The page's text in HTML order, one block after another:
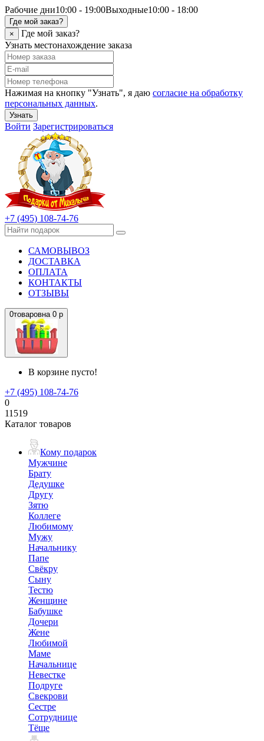
Рабочие дни10:00 - 19:00Выходные10:00 - 18:00
Где мой заказ?
×
Где мой заказ?
Узнать местонахождение заказа
Нажимая на кнопку "Узнать", я даю согласие на обработку
персональных данных.
Узнать
Войти Зарегистрироваться
+7 (495) 108-74-76
САМОВЫВОЗ
ДОСТАВКА
ОПЛАТА
КОНТАКТЫ
ОТЗЫВЫ
0товаровна 0 р
В корзине пусто!
+7 (495) 108-74-76
0
11519
Каталог товаров
Кому подарок
Мужчине
Брату
Дедушке
Другу
Зятю
Коллеге
Любимому
Мужу
Начальнику
Папе
Свёкру
Сыну
Тестю
Женщине
Бабушке
Дочери
Жене
Любимой
Маме
Начальнице
Невестке
Подруге
Свекрови
Сестре
Сотруднице
Тёще